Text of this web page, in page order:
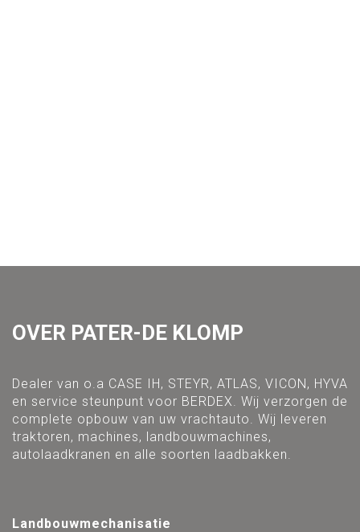
OVER PATER-DE KLOMP
Dealer van o.a CASE IH, STEYR, ATLAS, VICON, HYVA
en service steunpunt voor BERDEX. Wij verzorgen de
complete opbouw van uw vrachtauto. Wij leveren
traktoren, machines, landbouwmachines,
autolaadkranen en alle soorten laadbakken.
Landbouwmechanisatie